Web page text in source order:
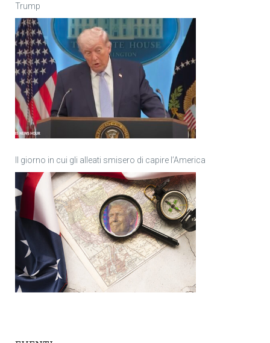
Trump
Il giorno in cui gli alleati smisero di capire l’America